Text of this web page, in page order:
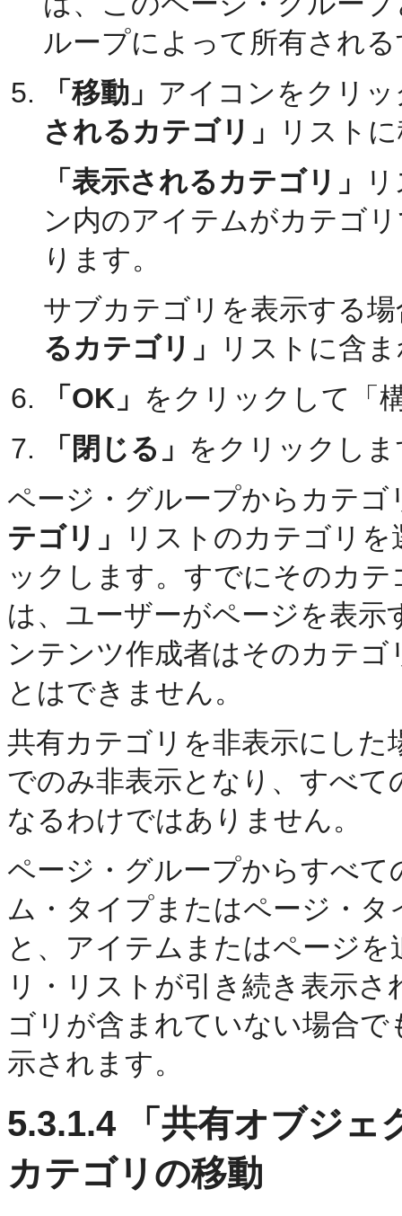
ループによって所有され
「移動」 アイコンをクリ
されるカテゴリ」
リスト
「表示されるカテゴリ」
ン内のアイテムがカテゴ
ります。
サブカテゴリを表示する
るカテゴリ」
リストに含
「OK」 をクリックして「
「閉じる」 をクリックし
ページ・グループからカテゴ
テゴリ」
リストのカテゴリを
ックします。すでにそのカ
は、ユーザーがページを表
ンテンツ作成者はそのカテ
とはできません。
共有カテゴリを非表示にした
でのみ非表示となり、すべ
なるわけではありません。
ページ・グループからすべ
ム・タイプまたはページ・
と、アイテムまたはページ
リ・リストが引き続き表示
ゴリが含まれていない場合
示されます。
5.3.1.4
「共有オブジ
カテゴリの移動